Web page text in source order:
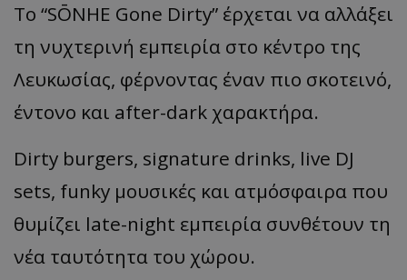
Το “SŌNHE Gone Dirty” έρχεται να αλλάξει
τη νυχτερινή εμπειρία στο κέντρο της
Λευκωσίας, φέρνοντας έναν πιο σκοτεινό,
έντονο και after-dark χαρακτήρα.
Dirty burgers, signature drinks, live DJ
sets, funky μουσικές και ατμόσφαιρα που
θυμίζει late-night εμπειρία συνθέτουν τη
νέα ταυτότητα του χώρου.